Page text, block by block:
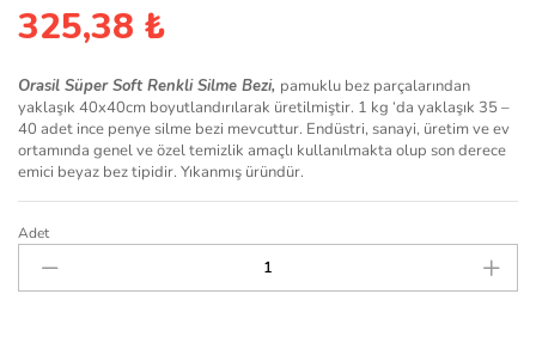
325,38 ₺
Orasil Süper Soft Renkli Silme Bezi, pamuklu bez parçalarından
yaklaşık 40x40cm boyutlandırılarak üretilmiştir. 1 kg ‘da yaklaşık 35 –
40 adet ince penye silme bezi mevcuttur. Endüstri, sanayi, üretim ve ev
ortamında genel ve özel temizlik amaçlı kullanılmakta olup son derece
emici beyaz bez tipidir. Yıkanmış üründür.
Adet